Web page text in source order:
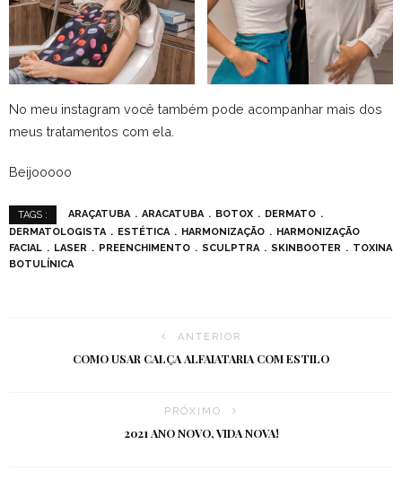
No meu instagram você também pode acompanhar mais dos
meus tratamentos com ela.
Beijooooo
TAGS : ARAÇATUBA ARACATUBA BOTOX
DERMATO
DERMATOLOGISTA
ESTÉTICA HARMONIZAÇÃO
HARMONIZAÇÃO
FACIAL
LASER PREENCHIMENTO SCULPTRA SKINBOOTER
TOXINA
BOTULÍNICA
ANTERIOR
COMO USAR CALÇA ALFAIATARIA COM ESTILO
PRÓXIMO
2021 ANO NOVO, VIDA NOVA!